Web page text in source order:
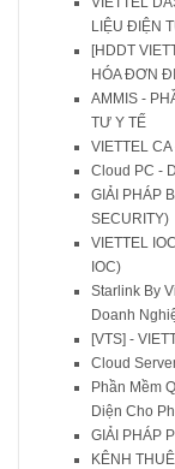
LIỆU ĐIỆN
[HDDT
HÓA ĐƠN
AMMIS -
TƯ Y TẾ
VIETTEL
Cloud PC -
GIẢI PHÁP
SECURITY)
VIETTEL
IOC)
Starlink By
Doanh
[VTS] -
Cloud
Phần Mềm
Diện Cho
GIẢI PHÁP
KÊNH